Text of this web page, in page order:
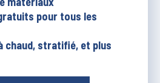
pour tous les
chaud, stratifié, et plus